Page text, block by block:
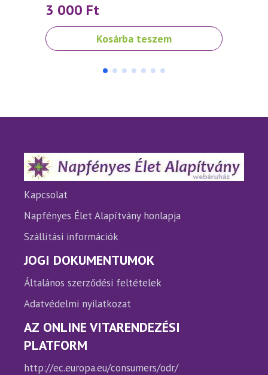
3 000 Ft
Kosárba teszem
Kapcsolat
Napfényes Élet Alapítvány honlapja
Szállítási információk
JOGI DOKUMENTUMOK
Általános szerződési feltételek
Adatvédelmi nyilatkozat
AZ ONLINE VITARENDEZÉSI
PLATFORM
http://ec.europa.eu/consumers/odr/